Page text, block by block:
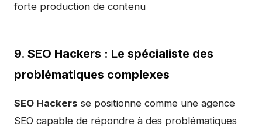
forte production de contenu
9. SEO Hackers : Le spécialiste des
problématiques complexes
SEO Hackers se positionne comme une agence
SEO capable de répondre à des problématiques